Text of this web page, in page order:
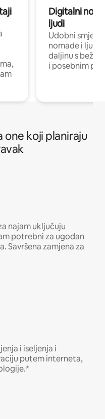
Digitalni
ljudi
Udobni
nomade i ljude
daljinu s
i posebnim
one koji planiraju
najam uključuju
potrebni za ugodan
Savršena zamjena za
i iseljenja i
putem interneta,